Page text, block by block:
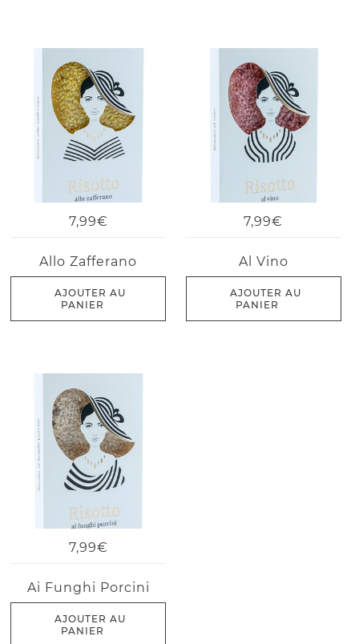
7,99€
Allo Zafferano
AJOUTER AU
PANIER
7,99€
Al Vino
AJOUTER AU
PANIER
7,99€
Ai Funghi Porcini
AJOUTER AU
PANIER